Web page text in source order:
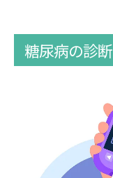
糖尿病の診断